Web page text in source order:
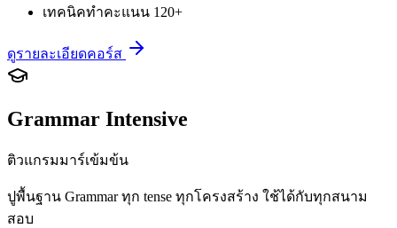
เทคนิคทำคะแนน 120+
ดูรายละเอียดคอร์ส
Grammar Intensive
ติวแกรมมาร์เข้มข้น
ปูพื้นฐาน Grammar ทุก tense ทุกโครงสร้าง ใช้ได้กับทุกสนาม
สอบ